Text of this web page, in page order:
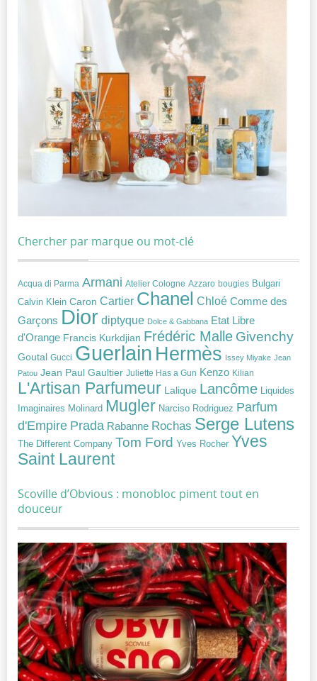
Chercher par marque ou mot-clé
Acqua di Parma Armani Atelier Cologne Azzaro bougies Bulgari
Calvin Klein Caron Cartier Chanel Chloé Comme des
Garçons Dior diptyque Dolce & Gabbana Etat Libre
d'Orange Francis Kurkdjian Frédéric Malle Givenchy
Goutal Gucci Guerlain Hermès Issey Miyake Jean
Patou Jean Paul Gaultier Juliette Has a Gun Kenzo Kilian
L'Artisan Parfumeur Lalique Lancôme Liquides
Imaginaires Molinard Mugler Narciso Rodriguez Parfum
d'Empire Prada Rabanne Rochas Serge Lutens
The Different Company Tom Ford Yves Rocher Yves
Saint Laurent
Scoville d’Obvious : monobloc piment tout en
douceur